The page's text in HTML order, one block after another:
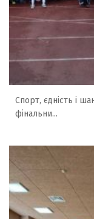
Спорт, єдність і
фінальни...